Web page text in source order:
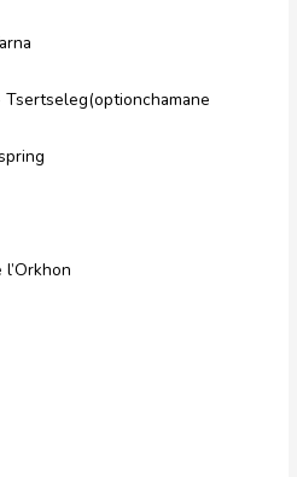
Tsertseleg(optionchamane